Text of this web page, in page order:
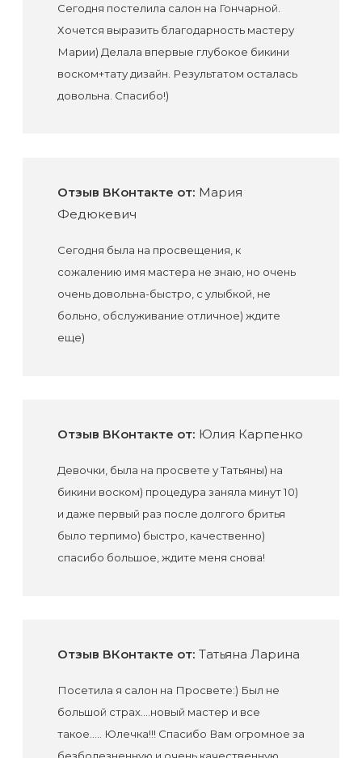
Сегодня постелила салон на Гончарной.
Хочется выразить благодарность мастеру
Марии) Делала впервые глубокое бикини
воском+тату дизайн. Результатом осталась
довольна. Спасибо!)
Отзыв ВКонтакте от: Мария
Федюкевич
Сегодня была на просвещения, к
сожалению имя мастера не знаю, но очень
очень довольна-быстро, с улыбкой, не
больно, обслуживание отличное) ждите
еще)
Отзыв ВКонтакте от: Юлия Карпенко
Девочки, была на просвете у Татьяны) на
бикини воском) процедура заняла минут 10)
и даже первый раз после долгого бритья
было терпимо) быстро, качественно)
спасибо большое, ждите меня снова!
Отзыв ВКонтакте от: Татьяна Ларина
Посетила я салон на Просвете:) Был не
большой страх....новый мастер и все
такое..... Юлечка!!! Спасибо Вам огромное за
безболезненную и очень качественную